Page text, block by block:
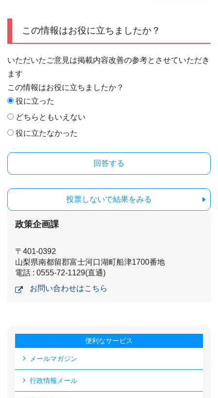
この情報はお役に立ちましたか？
いただいたご意見は掲載内容改善の参考とさせていただき
ます
この情報はお役に立ちましたか？
役に立った
どちらともいえない
役に立たなかった
投票しないで結果をみる
政策企画課
〒401-0392
山梨県南都留郡富士河口湖町船津1700番地
電話 : 0555-72-1129(直通)
お問い合わせはこちら
便利なサービス
メールマガジン
行政情報メール